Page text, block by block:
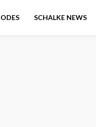
SCHALKE NEWS